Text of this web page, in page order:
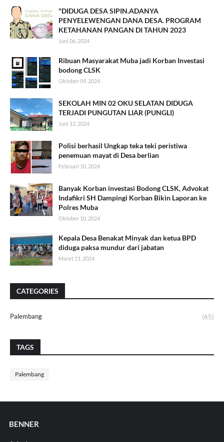
"DIDUGA DESA SIPIN.ADANYA
PENYELEWENGAN DANA DESA. PROGRAM
KETAHANAN PANGAN DI TAHUN 2023
Juni 06, 2024
Ribuan Masyarakat Muba jadi Korban Investasi
bodong CLSK
Oktober 09, 2024
SEKOLAH MIN 02 OKU SELATAN DIDUGA
TERJADI PUNGUTAN LIAR (PUNGLI)
Juni 12, 2024
Polisi berhasil Ungkap teka teki peristiwa
penemuan mayat di Desa berlian
Februari 10, 2024
Banyak Korban investasi Bodong CLSK, Advokat
Indafikri SH Dampingi Korban Bikin Laporan ke
Polres Muba
Oktober 10, 2024
Kepala Desa Benakat Minyak dan ketua BPD
diduga paksa mundur dari jabatan
Maret 11, 2024
CATEGORIES
Palembang (65)
TAGS
Palembang
BENNER